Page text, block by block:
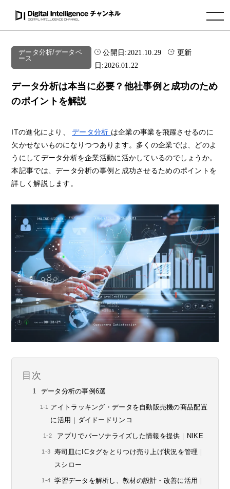
toggle navigation
データ分析/データベ
ース
公開日:2021.10.29
更新
日:2026.01.22
データ分析は本当に必要？他社事例と成功のため
のポイントを解説
ITの進化により、データ分析 は企業の事業を飛躍させるのに
欠かせないものになりつつあります。多くの企業では、どのよ
うにしてデータ分析を企業活動に活かしているのでしょうか。
本記事では、データ分析の事例と成功させるためのポイントを
詳しく解説します。
目次
データ分析の事例6選
アイトラッキング・データを自動販売機の商品配置
に活用｜ダイドードリンコ
アプリでパーソナライズした情報を提供｜NIKE
寿司皿にICタグをとりつけ売り上げ状況を管理｜
スシロー
学習データを解析し、教材の設計・改善に活用｜